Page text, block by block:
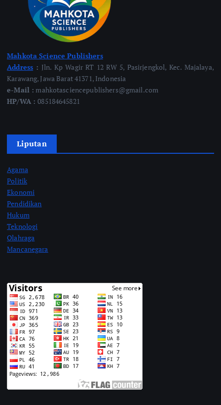
Mahkota Science Publishers
Address : Jln. Kp Wagir RT 12 RW 5, Pasirjengkol, Kec. Majalaya,
Karawang, Jawa Barat 41371, Indonesia
e-Mail : mahkotasciencepublishers@gmail.com
HP/WA :085184645821
Liputan
Agama
Politik
Ekonomi
Pendidikan
Hukum
Teknologi
Olahraga
Mancanegara